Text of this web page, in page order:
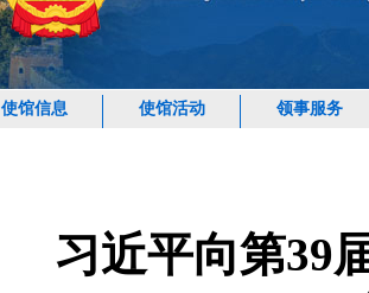
使馆信息 使馆活动 领事服务
习近平向第39